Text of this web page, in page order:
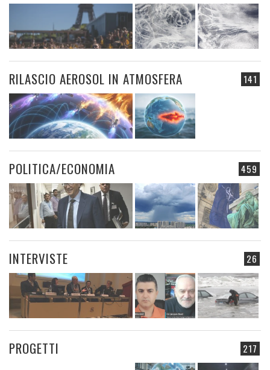
141
RILASCIO AEROSOL IN ATMOSFERA
459
POLITICA/ECONOMIA
26
INTERVISTE
217
PROGETTI